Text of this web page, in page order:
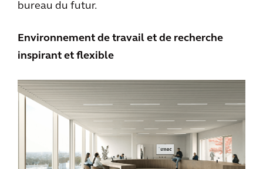
bureau du futur.
Environnement de travail et de recherche
inspirant et flexible